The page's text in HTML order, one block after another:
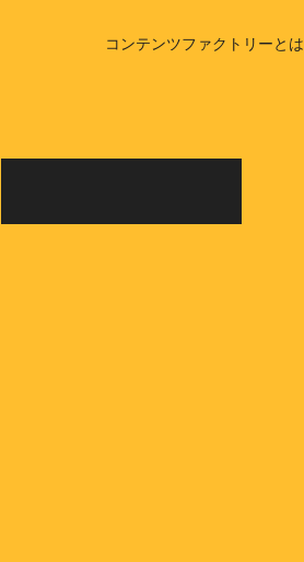
コンテンツファクトリーとは